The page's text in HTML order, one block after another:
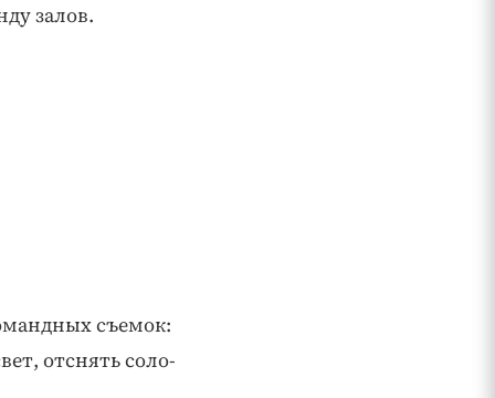
залов.
съемок:
отснять соло-